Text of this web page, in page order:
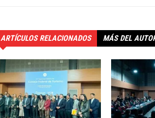
ARTÍCULOS RELACIONADOS MÁS DEL